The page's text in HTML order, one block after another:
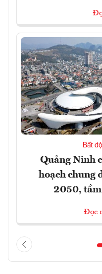
Bất
Quảng Ninh
hoạch chung
2050,
Đọc